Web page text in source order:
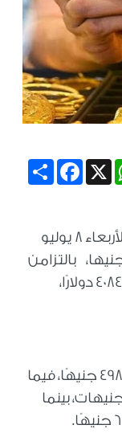
Share
Facebook X
ارتفعت أسعار الذهب في مصر اليوم الأربعاء 8 يوليو
خلال التعاملات المسائية بنحو 20 جنيها، بالتزامن
مع صعود السعر العالمي للأوقية إلى 4084 دولارًا،
وسجل سعر جرام الذهب عيار 18 نحو 4980 جنيهًا، فيما
سعر جرام الذهب عيار 21 نحو 5810 جنيهات، بينما